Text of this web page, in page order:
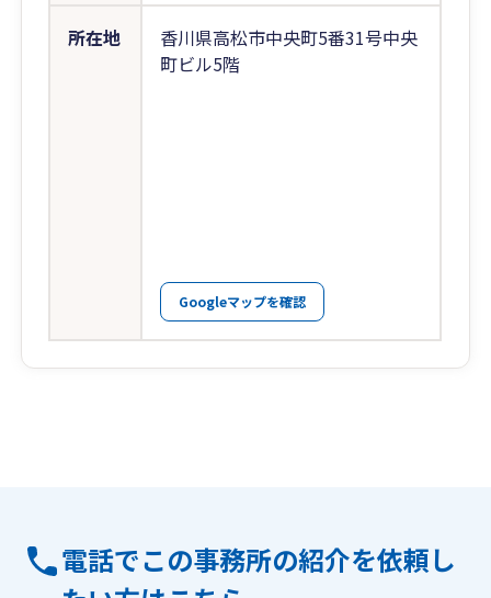
所在地
香川県高松市中央町5番31号中央
町ビル5階
Googleマップを確認
電話でこの事務所の紹介を依頼し